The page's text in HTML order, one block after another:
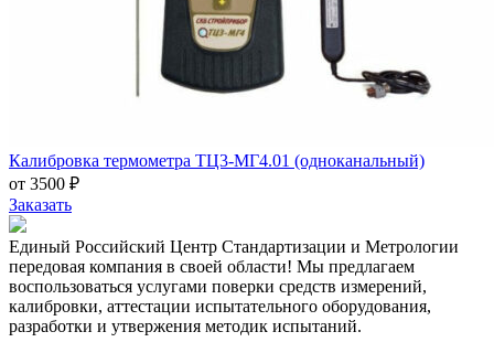
Калибровка термометра ТЦ3-МГ4.01 (одноканальный)
от 3500 ₽
Заказать
Единый Российский Центр Стандартизации и Метрологии
передовая компания в своей области! Мы предлагаем
воспользоваться услугами поверки средств измерений,
калибровки, аттестации испытательного оборудования,
разработки и утвержения методик испытаний.